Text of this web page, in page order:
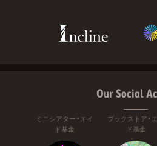
Our Social
ミニシアター・エイ
ド基金
ブックストア・
ド基金